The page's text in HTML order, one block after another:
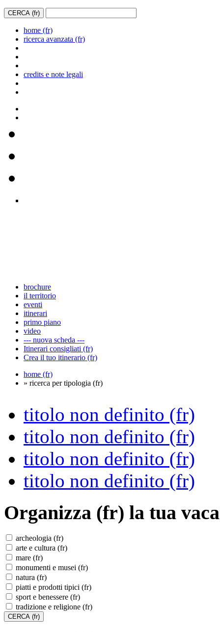
home (fr)
ricerca avanzata (fr)
credits e note legali
brochure
il territorio
eventi
itinerari
primo piano
video
--- nuova scheda ---
Itinerari consigliati (fr)
Crea il tuo itinerario (fr)
home (fr)
» ricerca per tipologia (fr)
titolo non definito (fr)
titolo non definito (fr)
titolo non definito (fr)
titolo non definito (fr)
Organizza (fr) la tua
archeologia (fr)
arte e cultura (fr)
mare (fr)
monumenti e musei (fr)
natura (fr)
piatti e prodotti tipici (fr)
sport e benessere (fr)
tradizione e religione (fr)